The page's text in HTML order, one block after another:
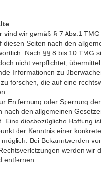
sind wir gemäß § 7 Abs.1 TMG
diesen Seiten nach den
Nach §§ 8 bis 10 TMG
nicht verpflichtet,
Informationen zu
forschen, die auf eine
Entfernung oder Sperrung
nach den allgemeinen
Eine diesbezügliche Haftung
der Kenntnis einer
Bei Bekanntwerden
werden wir
entfernen.